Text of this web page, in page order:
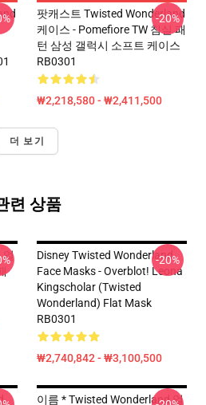
팟캐스트 Twisted Wonderland
케이스 - Pomefiore TW 침실 패
턴 삼성 갤럭시 소프트 케이스
RB0301
₩2,218,580 - ₩2,411,500
-20%
더 보기
련 상품
얼
Disney Twisted Wonderland
Face Masks - Overblot! Leona
Kingscholar (Twisted
Wonderland) Flat Mask
RB0301
₩2,740,842 - ₩3,100,500
-20%
이름 * Twisted Wonderland 얼